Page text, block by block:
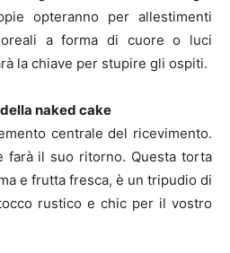
opteranno per allestimenti
a forma di cuore o luci
la chiave per stupire gli ospiti.
naked cake
centrale del ricevimento.
farà il suo ritorno. Questa torta
e frutta fresca, è un tripudio di
rustico e chic per il vostro